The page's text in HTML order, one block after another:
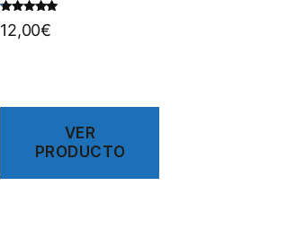
Valorado
con500de
12,00€
VER
PRODUCTO